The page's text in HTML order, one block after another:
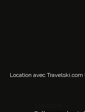
Location avec Travelski.com